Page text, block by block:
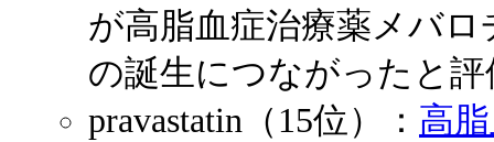
が高脂血症治療薬メバ
の誕生につながったと評
pravastatin（15位）： 高